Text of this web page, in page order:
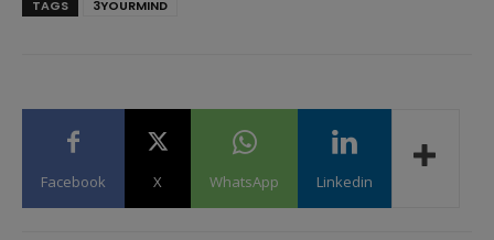
TAGS 3YOURMIND
Facebook X WhatsApp Linkedin